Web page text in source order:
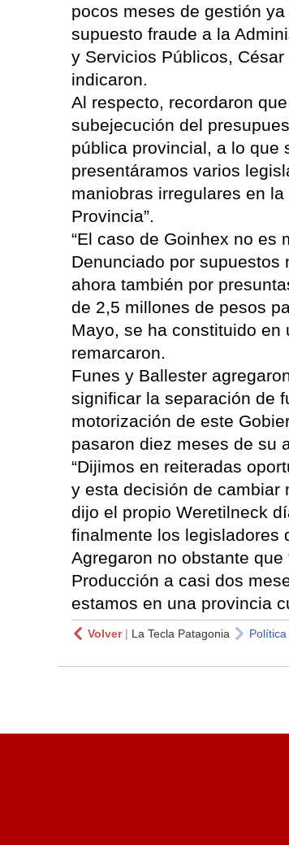
pocos meses de gestión
supuesto fraude a la
y Servicios Públicos,
indicaron.
Al respecto, recordaron
subejecución del
pública provincial, a lo que
presentáramos varios
maniobras irregulares en
Provincia”.
“El caso de Goinhex no es
Denunciado por
ahora también por
de 2,5 millones de pesos
Mayo, se ha constituido en
remarcaron.
Funes y Ballester
significar la separación de
motorización de este
pasaron diez meses de su
“Dijimos en reiteradas
y esta decisión de cambiar
dijo el propio Weretilneck
finalmente los legisladores
Agregaron no obstante
Producción a casi dos
estamos en una provincia
Volver| La Tecla Patagonia